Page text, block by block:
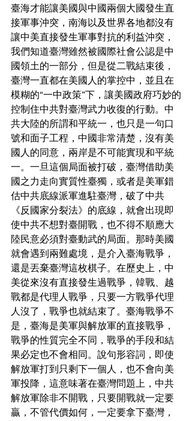
臺海才能讓美國與中國兩個大國發生直
接軍事沖突，南海以及世界各地都沒有
讓中美直接發生軍事對抗的利益沖突，
我們知道臺灣雖然被國際社會公認是中
國領土的一部分，但是從二戰結束後，
臺灣一直都在美國人的掌控中，並且在
模糊的“一中政策”下，讓美國政府巧妙的
控制住中共對臺灣武力收復的行動。中
共大陸的所謂和平統一，也只是一句口
號和面子工程，中國非常清楚，沒有美
國人的同意，兩岸是不可能實現和平統
一。一旦這個局面被打破，臺灣借助美
國之力走向實質性臺獨，或者是美軍錯
估中共底線派軍進駐臺灣，破了中共
《反國家分裂法》的底線，就會出現即
使中共不想對臺開戰，也不得不順應大
陸民意必須對臺動武的局面。那時美國
就會遇到兩難處境，是介入臺海戰爭，
還是丟棄臺灣這枚棋子。在歷史上，中
美從來沒有直接發生過戰爭，韓戰、越
戰都是代理人戰爭，只要一方戰爭代理
人沒了，戰爭也就結束了。臺海戰爭不
是，臺海是美軍與解放軍的直接戰爭，
戰爭的性質完全不同，戰爭的手段和結
果必定也不會相同。說句形容詞，即使
解放軍打到只剩下一個人，也不會向美
軍投降，這意味著在臺灣問題上，中共
解放軍除非不開戰，只要開戰就一定要
贏，不管代價如何，一定要拿下臺灣，